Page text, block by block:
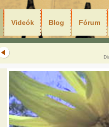
Videók Blog Fórum